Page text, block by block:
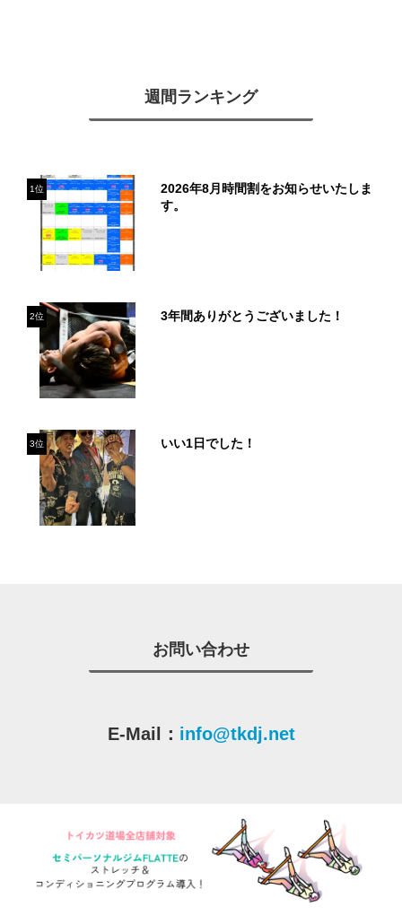
週間ランキング
1位
2026年8月時間割をお知らせいたしま
す。
2位 3年間ありがとうございました！
3位 いい1日でした！
お問い合わせ
E-Mail： info@tkdj.net